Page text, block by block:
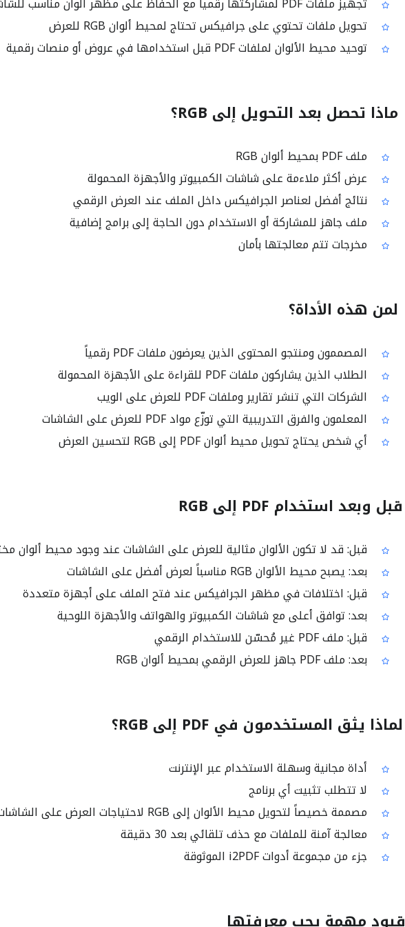
تحويل ملفات تحتوي على جرافيكس تحتاج لمحيط ألوان RGB للعرض
توحيد محيط الألوان لملفات PDF قبل استخدامها في عروض أو منصات رقمية
ماذا تحصل بعد التحويل إلى RGB؟
ملف PDF بمحيط ألوان RGB
عرض أكثر ملاءمة على شاشات الكمبيوتر والأجهزة المحمولة
نتائج أفضل لعناصر الجرافيكس داخل الملف عند العرض الرقمي
ملف جاهز للمشاركة أو الاستخدام دون الحاجة إلى برامج إضافية
مخرجات تتم معالجتها بأمان
لمن هذه الأداة؟
المصممون ومنتجو المحتوى الذين يعرضون ملفات PDF رقمياً
الطلاب الذين يشاركون ملفات PDF للقراءة على الأجهزة المحمولة
الشركات التي تنشر تقارير وملفات PDF للعرض على الويب
المعلمون والفرق التدريبية التي توزّع مواد PDF للعرض على الشاشات
أي شخص يحتاج تحويل محيط ألوان PDF إلى RGB لتحسين العرض
قبل وبعد استخدام PDF إلى RGB
قبل: قد لا تكون الألوان مثالية للعرض على الشاشات عند وجود محيط ألوان
بعد: يصبح محيط الألوان RGB مناسباً لعرض أفضل على الشاشات
قبل: اختلافات في مظهر الجرافيكس عند فتح الملف على أجهزة متعددة
بعد: توافق أعلى مع شاشات الكمبيوتر والهواتف والأجهزة اللوحية
قبل: ملف PDF غير مُحسّن للاستخدام الرقمي
بعد: ملف PDF جاهز للعرض الرقمي بمحيط ألوان RGB
لماذا يثق المستخدمون في PDF إلى RGB؟
أداة مجانية وسهلة الاستخدام عبر الإنترنت
لا تتطلب تثبيت أي برنامج
مصممة خصيصاً لتحويل محيط الألوان إلى RGB لاحتياجات العرض على الشاشات
معالجة آمنة للملفات مع حذف تلقائي بعد 30 دقيقة
جزء من مجموعة أدوات i2PDF الموثوقة
قيود مهمة يجب معرفتها